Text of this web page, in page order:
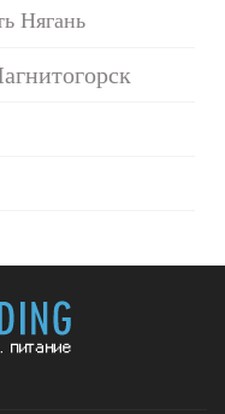
Нягань